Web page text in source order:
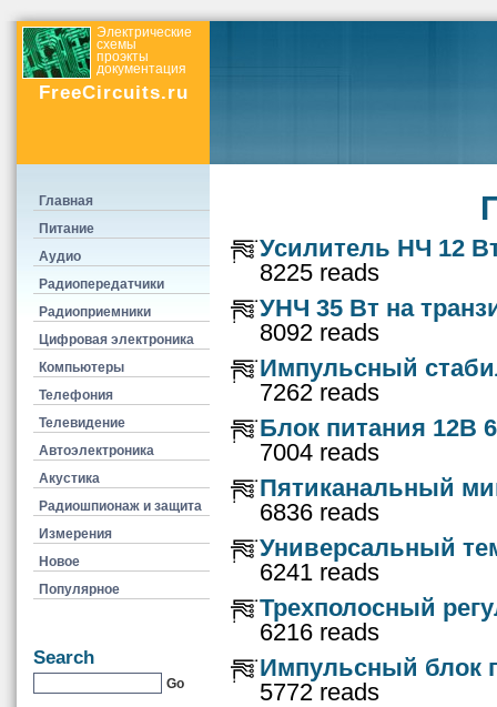
Электрические
схемы
проэкты
документация
FreeCircuits.ru
Усилитель НЧ 12
8225 reads
УНЧ 35 Вт на
8092 reads
Импульсный
7262 reads
Блок питания 12В
7004 reads
Пятиканальный
6836 reads
Универсальный
6241 reads
Трехполосный
6216 reads
Импульсный блок
5772 reads
Главная
Питание
Аудио
Радиопередатчики
Радиоприемники
Цифровая электроника
Компьютеры
Телефония
Телевидение
Автоэлектроника
Акустика
Радиошпионаж и защита
Измерения
Новое
Популярное
Search